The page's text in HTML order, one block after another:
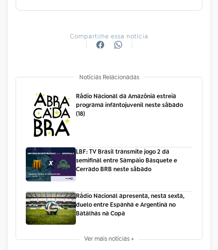
Compartilhe essa notícia
Notícias Relacionadas
Rádio Nacional da Amazônia estreia
programa infantojuvenil neste sábado
(18)
LBF: TV Brasil transmite jogo 2 da
semifinal entre Sampaio Basquete e
Cerrado BRB neste sábado
Rádio Nacional apresenta, nesta sexta,
duelo entre Espanha e Argentina no
Batalhas na Copa
Ver mais notícias +